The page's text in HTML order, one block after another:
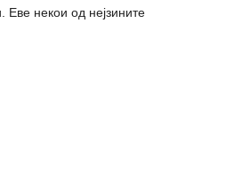
Еве некои од нејзините